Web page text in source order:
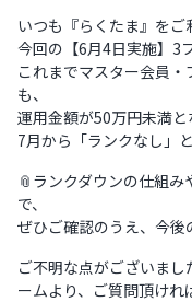
いつも『らくたま』を
今回の【6月4日実施】3
これまでマスター会員
も、
運用金額が50万円未満と
7月から「ランクなし」
📎ランクダウンの仕組
で、
ぜひご確認のうえ、今後
ご不明な点がございま
ームより、ご質問頂けれ